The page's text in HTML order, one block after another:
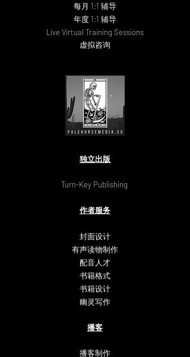
每月 1:1 辅导
年度 1:1 辅导
Live Virtual Training Sessions
虚拟咨询
独立出版
Turn-Key Publishing
作者服务
封面设计
有声读物制作
配音人才
书籍格式
书籍设计
幽灵写作
播客
播客制作